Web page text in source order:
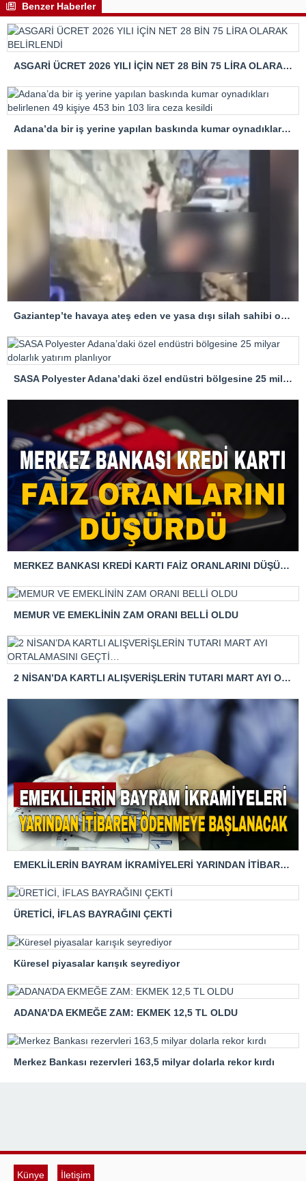
Benzer Haberler
ASGARİ ÜCRET 2026 YILI İÇİN NET 28 BİN 75 LİRA OLARAK BELİRLENDİ
Adana’da bir iş yerine yapılan baskında kumar oynadıkları belirlenen 49 kişiye 453 bin 103 lira ceza kesildi
Gaziantep’te havaya ateş eden ve yasa dışı silah sahibi olan 7 şüpheli gözaltına alındı
SASA Polyester Adana’daki özel endüstri bölgesine 25 milyar dolarlık yatırım planlıyor
MERKEZ BANKASI KREDİ KARTI FAİZ ORANLARINI DÜŞÜRDÜ
MEMUR VE EMEKLİNİN ZAM ORANI BELLİ OLDU
2 NİSAN’DA KARTLI ALIŞVERİŞLERİN TUTARI MART AYI ORTALAMASINI GEÇTİ…
EMEKLİLERİN BAYRAM İKRAMİYELERİ YARINDAN İTİBAREN ÖDENMEYE BAŞLANACAK
ÜRETİCİ, İFLAS BAYRAĞINI ÇEKTİ
Küresel piyasalar karışık seyrediyor
ADANA’DA EKMEĞE ZAM: EKMEK 12,5 TL OLDU
Merkez Bankası rezervleri 163,5 milyar dolarla rekor kırdı
Künye İletişim